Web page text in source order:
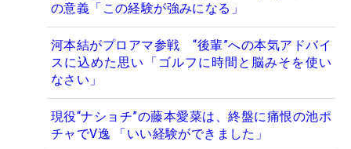
の意義「この経験が強みになる」
河本結がプロアマ参戦 “後輩”への本気アドバイ
スに込めた思い「ゴルフに時間と脳みそを使い
なさい」
現役“ナショチ”の藤本愛菜は、終盤に痛恨の池ポ
チャでV逸 「いい経験ができました」